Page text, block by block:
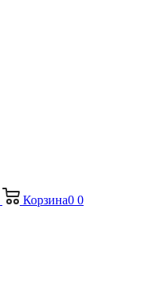
Корзина0 0